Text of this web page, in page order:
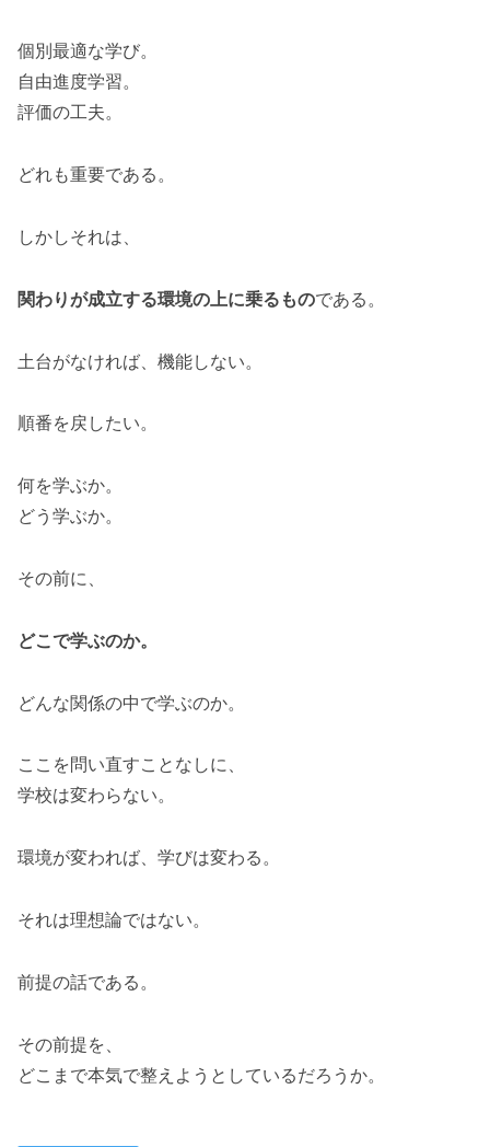
個別最適な学び。
自由進度学習。
評価の工夫。
どれも重要である。
しかしそれは、
関わりが成立する環境の上に乗るものである。
土台がなければ、機能しない。
順番を戻したい。
何を学ぶか。
どう学ぶか。
その前に、
どこで学ぶのか。
どんな関係の中で学ぶのか。
ここを問い直すことなしに、
学校は変わらない。
環境が変われば、学びは変わる。
それは理想論ではない。
前提の話である。
その前提を、
どこまで本気で整えようとしているだろうか。